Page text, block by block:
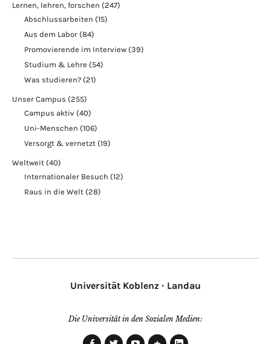
Lernen, lehren, forschen (247)
Abschlussarbeiten (15)
Aus dem Labor (84)
Promovierende im Interview (39)
Studium & Lehre (54)
Was studieren? (21)
Unser Campus (255)
Campus aktiv (40)
Uni-Menschen (106)
Versorgt & vernetzt (19)
Weltweit (40)
Internationaler Besuch (12)
Raus in die Welt (28)
Universität Koblenz · Landau
Die Universität in den Sozialen Medien: